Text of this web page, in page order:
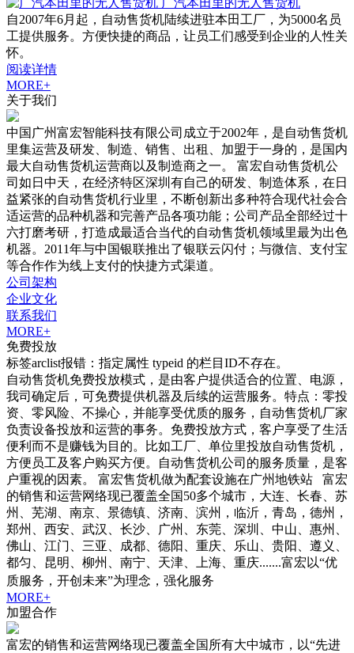
广汽本田里的无人售货机
自2007年6月起，自动售货机陆续进驻本田工厂，为5000名员
工提供服务。方便快捷的商品，让员工们感受到企业的人性关
怀。
阅读详情
MORE+
关于我们
中国广州富宏智能科技有限公司成立于2002年，是自动售货机
里集运营及研发、制造、销售、出租、加盟于一身的，是国内
最大自动售货机运营商以及制造商之一。 富宏自动售货机公
司如日中天，在经济特区深圳有自己的研发、制造体系，在日
益紧张的自动售货机行业里，不断创新出多种符合现代社会合
适运营的品种机器和完善产品各项功能；公司产品全部经过十
六打磨考研，打造成最适合当代的自动售货机领域里最为出色
机器。2011年与中国银联推出了银联云闪付；与微信、支付宝
等合作作为线上支付的快捷方式渠道。
公司架构
企业文化
联系我们
MORE+
免费投放
标签arclist报错：指定属性 typeid 的栏目ID不存在。
自动售货机免费投放模式，是由客户提供适合的位置、电源，
我司确定后，可免费提供机器及后续的运营服务。特点：零投
资、零风险、不操心，并能享受优质的服务，自动售货机厂家
负责设备投放和运营的事务。免费投放方式，客户享受了生活
便利而不是赚钱为目的。比如工厂、单位里投放自动售货机，
方便员工及客户购买方便。自动售货机公司的服务质量，是客
户重视的因素。 富宏售货机做为配套设施在广州地铁站 富宏
的销售和运营网络现已覆盖全国50多个城市，大连、长春、苏
州、芜湖、南京、景德镇、济南、滨州，临沂，青岛，德州，
郑州、西安、武汉、长沙、广州、东莞、深圳、中山、惠州、
佛山、江门、三亚、成都、德阳、重庆、乐山、贵阳、遵义、
都匀、昆明、柳州、南宁、天津、上海、重庆.......富宏以“优
质服务，开创未来”为理念，强化服务
MORE+
加盟合作
富宏的销售和运营网络现已覆盖全国所有大中城市，以“先进